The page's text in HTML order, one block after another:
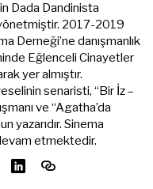
Dada Dandinista
2017-2019
Derneği’ne danışmanlık
Eğlenceli Cinayetler
yer almıştır.
senaristi, “Bir İz –
ve “Agatha’da
yazarıdır. Sinema
etmektedir.